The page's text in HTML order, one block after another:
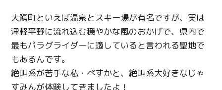
大鰐町といえば温泉とスキー場が有名ですが、実は
津軽平野に流れ込む穏やかな風のおかげで、県内で
最もパラグライダーに適していると言われる聖地で
もあるんです。
絶叫系が苦手な私・ぺすかと、絶叫系大好きなじゃ
すみんが体験してきましたよ！